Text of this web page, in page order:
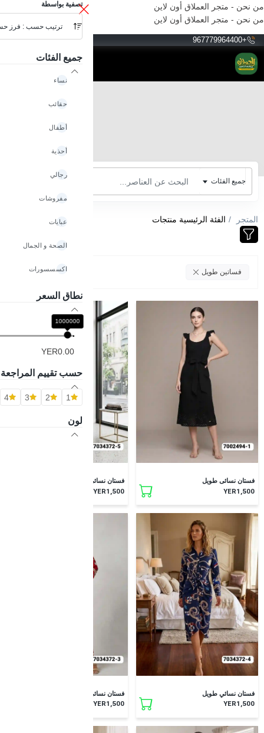
من نحن - متجر العملاق أون لاين
من نحن - متجر العملاق أون لاين
+967779964400
YER
جميع الفئات
المتجر الفئة الرئيسية منتجات
تصفية بواسطة
ترتيب حسب : فرز
جميع الفئات
نساء
حقائب
أطفال
أحذية
رجالي
مفروشات
عبايات
الصحة و الجمال
اكسسسورات
نطاق السعر
1000000
YER0.00
حسب تقييم المراجعة
1
2
3
4
لون
فساتين طويل امسح الكل
فستان نسائى طويل
YER1,500
فستان نسائي طويل
YER1,500
فستان نسائي طويل
YER1,500
فستان نسائي طويل
YER1,500